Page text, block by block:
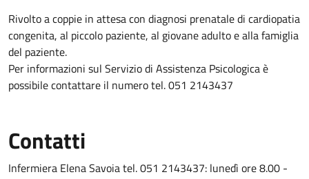
Rivolto a coppie in attesa con diagnosi prenatale di cardiopatia
congenita, al piccolo paziente, al giovane adulto e alla famiglia
del paziente.
Per informazioni sul Servizio di Assistenza Psicologica è
possibile contattare il numero tel. 051 2143437
Contatti
Infermiera Elena Savoia tel. 051 2143437: lunedì ore 8.00 -